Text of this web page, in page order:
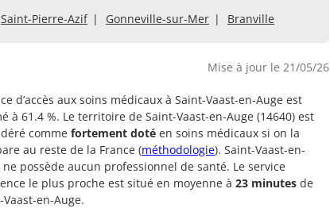
Saint-Pierre-Azif Gonneville-sur-Mer Branville
Mise à jour le 21/05/26
d’accès aux soins médicaux à Saint-Vaast-en-Auge est
à 61.4 %. Le territoire de Saint-Vaast-en-Auge (14640) est
comme fortement doté en soins médicaux si on la
au reste de la France (méthodologie). Saint-Vaast-en-
ne possède aucun professionnel de santé. Le service
le plus proche est situé en moyenne à 23 minutes de
Vaast-en-Auge.